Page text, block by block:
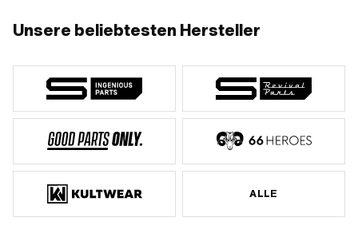
Unsere beliebtesten Hersteller
ALLE